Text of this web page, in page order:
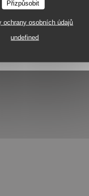
Přizpůsobit
ochrany osobních údajů
undefined
v novém okně))